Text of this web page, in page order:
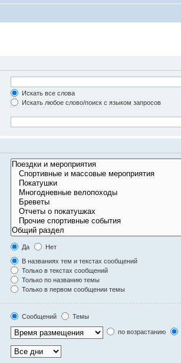
Искать все слова
Искать любое слово/поиск с языком запросов
Да
Нет
В названиях тем и текстах сообщений
Только в текстах сообщений
Только по названию темы
Только в первом сообщении темы
Сообщений
Темы
по возрастанию